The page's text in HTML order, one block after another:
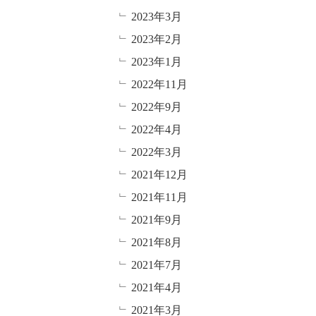
2023年3月
2023年2月
2023年1月
2022年11月
2022年9月
2022年4月
2022年3月
2021年12月
2021年11月
2021年9月
2021年8月
2021年7月
2021年4月
2021年3月